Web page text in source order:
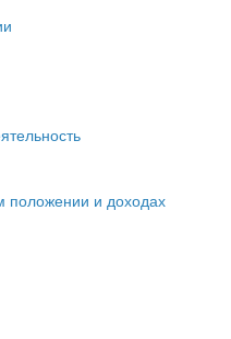
положении и доходах